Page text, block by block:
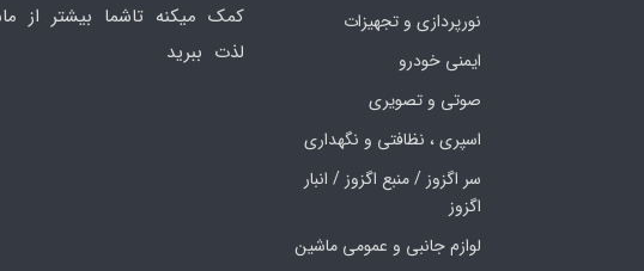
نورپردازی و تجهیزات
ایمنی خودرو
صوتی و تصویری
اسپری ، نظافتی و نگهداری
سر اگزوز / منبع اگزوز / انبار
اگزوز
لوازم جانبی و عمومی ماشین
کمک میکنه تاشما بیشتر از
لذت ببرید